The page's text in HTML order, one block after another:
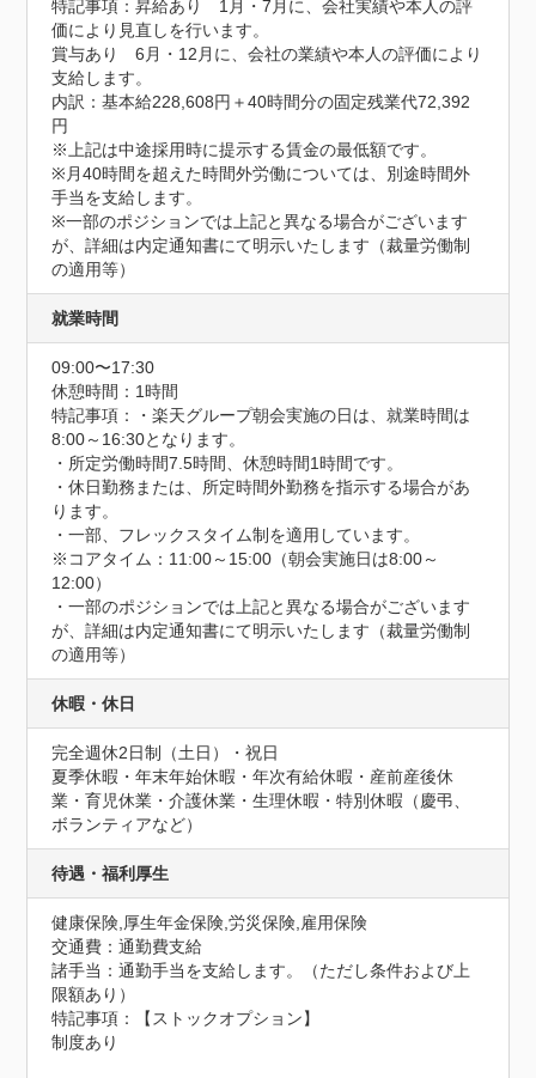
特記事項：昇給あり　1月・7月に、会社実績や本人の評
価により見直しを行います。
賞与あり　6月・12月に、会社の業績や本人の評価により
支給します。
内訳：基本給228,608円＋40時間分の固定残業代72,392
円
※上記は中途採用時に提示する賃金の最低額です。
※月40時間を超えた時間外労働については、別途時間外
手当を支給します。
※一部のポジションでは上記と異なる場合がございます
が、詳細は内定通知書にて明示いたします（裁量労働制
の適用等）
就業時間
09:00〜17:30
休憩時間：1時間
特記事項：・楽天グループ朝会実施の日は、就業時間は
8:00～16:30となります。
・所定労働時間7.5時間、休憩時間1時間です。
・休日勤務または、所定時間外勤務を指示する場合があ
ります。
・一部、フレックスタイム制を適用しています。
※コアタイム：11:00～15:00（朝会実施日は8:00～
12:00）
・一部のポジションでは上記と異なる場合がございます
が、詳細は内定通知書にて明示いたします（裁量労働制
の適用等）
休暇・休日
完全週休2日制（土日）・祝日
夏季休暇・年末年始休暇・年次有給休暇・産前産後休
業・育児休業・介護休業・生理休暇・特別休暇（慶弔、
ボランティアなど）
待遇・福利厚生
健康保険,厚生年金保険,労災保険,雇用保険
交通費：通勤費支給
諸手当：通勤手当を支給します。（ただし条件および上
限額あり）
特記事項：【ストックオプション】
制度あり